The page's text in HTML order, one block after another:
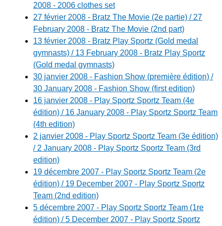
2008 - 2006 clothes set
27 février 2008 - Bratz The Movie (2e partie) / 27
February 2008 - Bratz The Movie (2nd part)
13 février 2008 - Bratz Play Sportz (Gold medal
gymnasts) / 13 February 2008 - Bratz Play Sportz
(Gold medal gymnasts)
30 janvier 2008 - Fashion Show (première édition) /
30 January 2008 - Fashion Show (first edition)
16 janvier 2008 - Play Sportz Sportz Team (4e
édition) / 16 January 2008 - Play Sportz Sportz Team
(4th edition)
2 janvier 2008 - Play Sportz Sportz Team (3e édition)
/ 2 January 2008 - Play Sportz Sportz Team (3rd
edition)
19 décembre 2007 - Play Sportz Sportz Team (2e
édition) / 19 December 2007 - Play Sportz Sportz
Team (2nd edition)
5 décembre 2007 - Play Sportz Sportz Team (1re
édition) / 5 December 2007 - Play Sportz Sportz